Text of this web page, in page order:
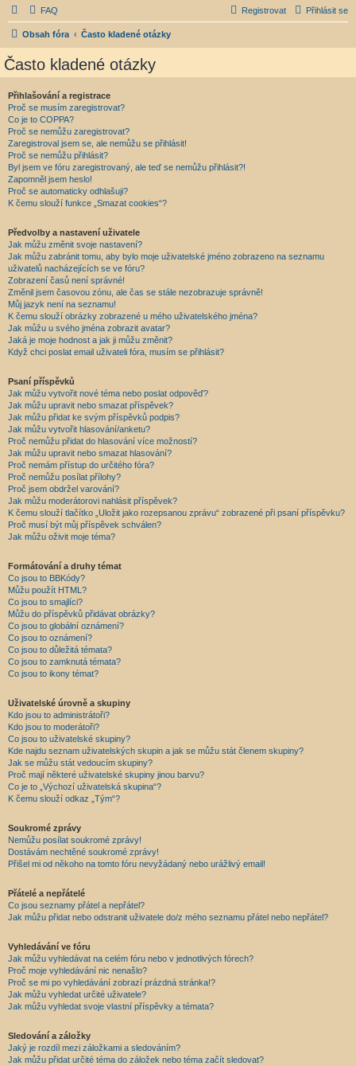
FAQ Přihlásit se
Registrovat
Obsah fóra Často kladené otázky
Často kladené otázky
Přihlašování a registrace
Proč se musím zaregistrovat?
Co je to COPPA?
Proč se nemůžu zaregistrovat?
Zaregistroval jsem se, ale nemůžu se přihlásit!
Proč se nemůžu přihlásit?
Byl jsem ve fóru zaregistrovaný, ale teď se nemůžu přihlásit?!
Zapomněl jsem heslo!
Proč se automaticky odhlašuji?
K čemu slouží funkce „Smazat cookies“?
Předvolby a nastavení uživatele
Jak můžu změnit svoje nastavení?
Jak můžu zabránit tomu, aby bylo moje uživatelské jméno zobrazeno na seznamu
uživatelů nacházejících se ve fóru?
Zobrazení časů není správné!
Změnil jsem časovou zónu, ale čas se stále nezobrazuje správně!
Můj jazyk není na seznamu!
K čemu slouží obrázky zobrazené u mého uživatelského jména?
Jak můžu u svého jména zobrazit avatar?
Jaká je moje hodnost a jak ji můžu změnit?
Když chci poslat email uživateli fóra, musím se přihlásit?
Psaní příspěvků
Jak můžu vytvořit nové téma nebo poslat odpověď?
Jak můžu upravit nebo smazat příspěvek?
Jak můžu přidat ke svým příspěvků podpis?
Jak můžu vytvořit hlasování/anketu?
Proč nemůžu přidat do hlasování více možností?
Jak můžu upravit nebo smazat hlasování?
Proč nemám přístup do určitého fóra?
Proč nemůžu posílat přílohy?
Proč jsem obdržel varování?
Jak můžu moderátorovi nahlásit příspěvek?
K čemu slouží tlačítko „Uložit jako rozepsanou zprávu“ zobrazené při psaní příspěvku?
Proč musí být můj příspěvek schválen?
Jak můžu oživit moje téma?
Formátování a druhy témat
Co jsou to BBKódy?
Můžu použít HTML?
Co jsou to smajlíci?
Můžu do příspěvků přidávat obrázky?
Co jsou to globální oznámení?
Co jsou to oznámení?
Co jsou to důležitá témata?
Co jsou to zamknutá témata?
Co jsou to ikony témat?
Uživatelské úrovně a skupiny
Kdo jsou to administrátoři?
Kdo jsou to moderátoři?
Co jsou to uživatelské skupiny?
Kde najdu seznam uživatelských skupin a jak se můžu stát členem skupiny?
Jak se můžu stát vedoucím skupiny?
Proč mají některé uživatelské skupiny jinou barvu?
Co je to „Výchozí uživatelská skupina“?
K čemu slouží odkaz „Tým“?
Soukromé zprávy
Nemůžu posílat soukromé zprávy!
Dostávám nechtěné soukromé zprávy!
Přišel mi od někoho na tomto fóru nevyžádaný nebo urážlivý email!
Přátelé a nepřátelé
Co jsou seznamy přátel a nepřátel?
Jak můžu přidat nebo odstranit uživatele do/z mého seznamu přátel nebo nepřátel?
Vyhledávání ve fóru
Jak můžu vyhledávat na celém fóru nebo v jednotlivých fórech?
Proč moje vyhledávání nic nenašlo?
Proč se mi po vyhledávání zobrazí prázdná stránka!?
Jak můžu vyhledat určité uživatele?
Jak můžu vyhledat svoje vlastní příspěvky a témata?
Sledování a záložky
Jaký je rozdíl mezi záložkami a sledováním?
Jak můžu přidat určité téma do záložek nebo téma začít sledovat?